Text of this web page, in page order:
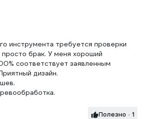
инструмента требуется проверки
брак. У меня хороший
соответствует заявленным
дизайн.
Полезно · 1